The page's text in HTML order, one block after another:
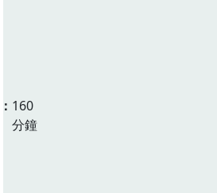
160
分鐘